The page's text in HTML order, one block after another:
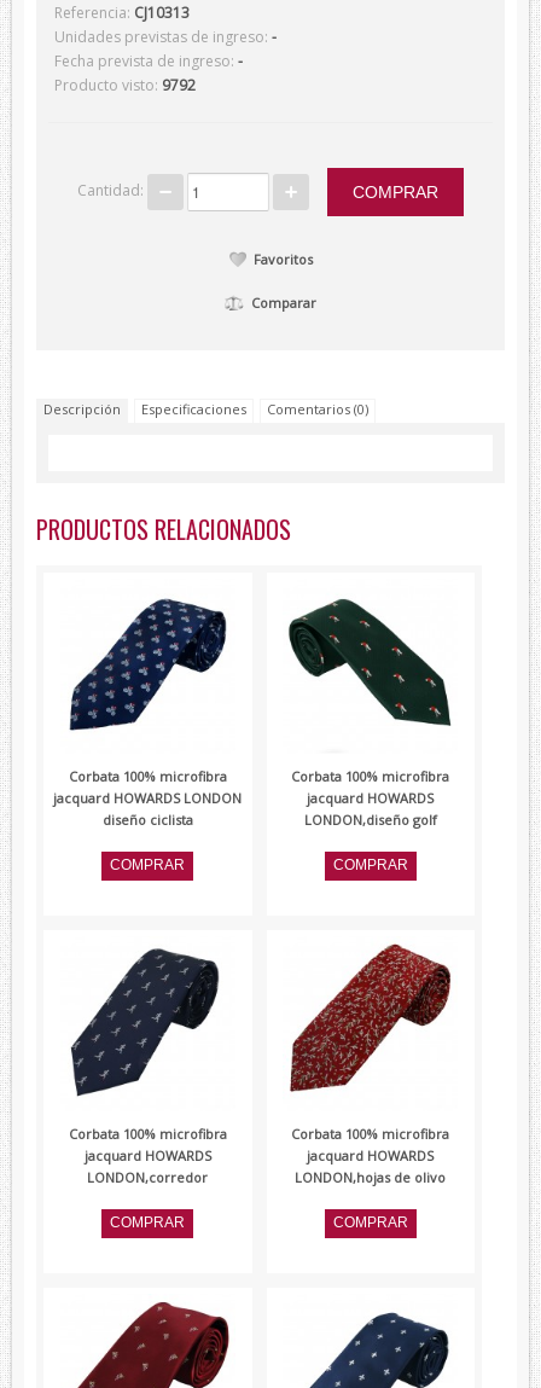
Corbatas Lambertti
Corbatas Howards London
Corbatas Marca Blanca
Pañuelos Marca Blanca
Referencia: CJ10313
Unidades previstas de ingreso: -
Fecha prevista de ingreso: -
Producto visto: 9792
Cantidad:
Favoritos
Comparar
Descripción Especificaciones Comentarios (0)
PRODUCTOS RELACIONADOS
Corbata 100% microfibra
jacquard HOWARDS LONDON
diseño ciclista
Corbata 100% microfibra
jacquard HOWARDS
LONDON,diseño golf
Corbata 100% microfibra
jacquard HOWARDS
LONDON,corredor
Corbata 100% microfibra
jacquard HOWARDS
LONDON,hojas de olivo